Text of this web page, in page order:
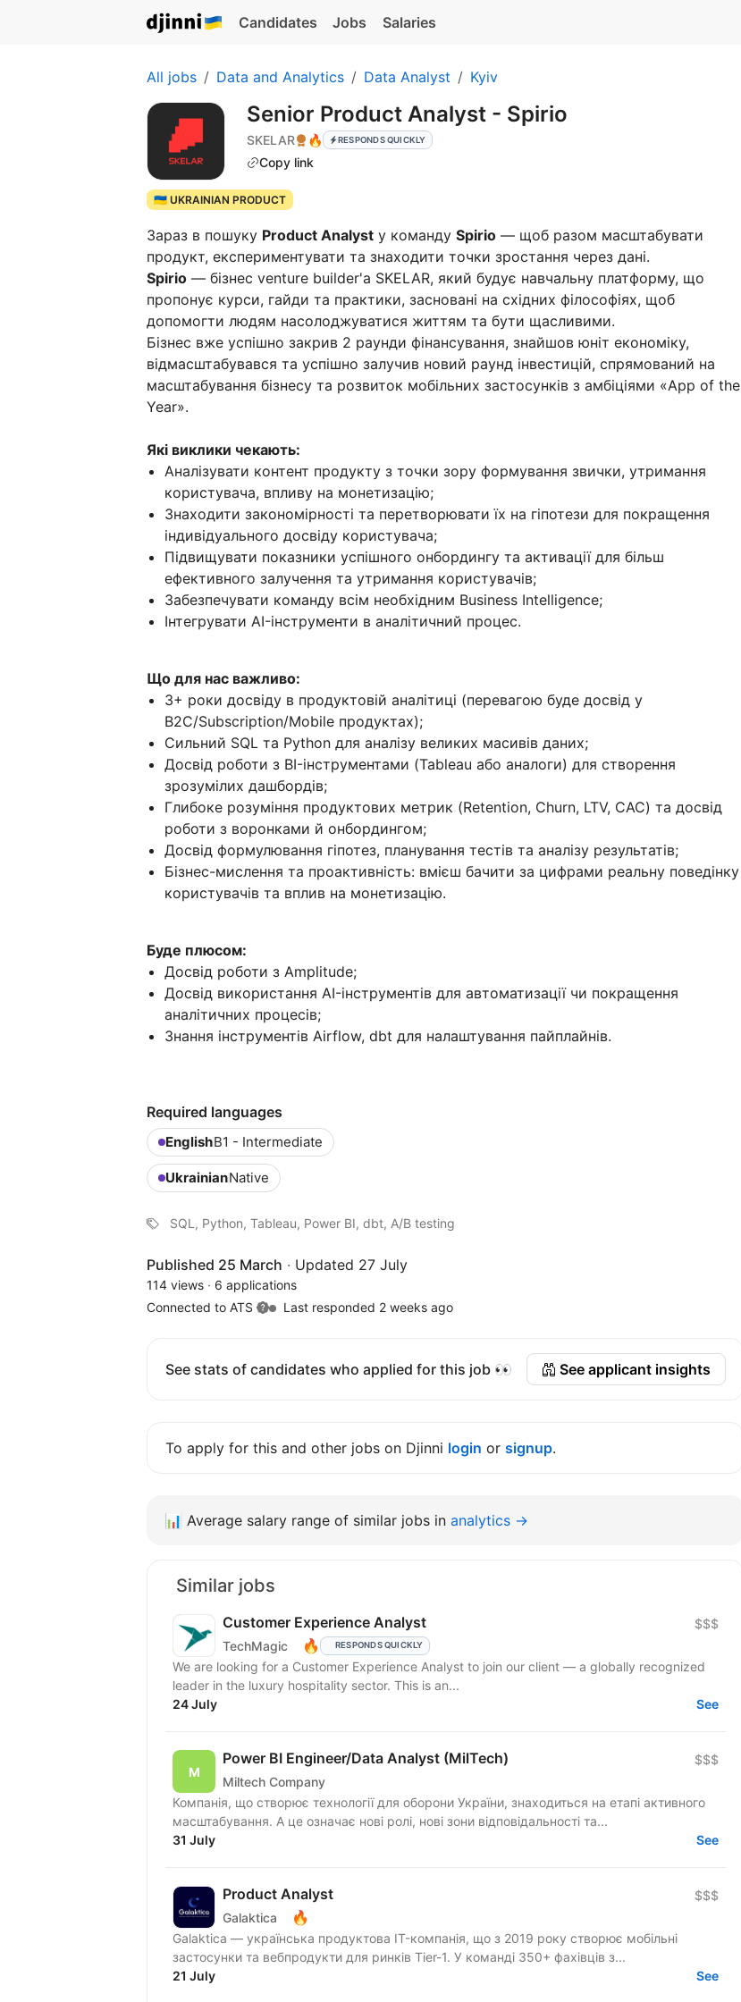
Candidates Jobs Salaries
All jobs Data and Analytics Data Analyst Kyiv
Senior Product Analyst - Spirio
SKELAR 🔥 RESPONDS QUICKLY
Copy link
🇺🇦 UKRAINIAN PRODUCT
Зараз в пошуку Product Analyst у команду Spirio — щоб разом масштабувати
продукт, експериментувати та знаходити точки зростання через дані.
Spirio — бізнес venture builder'a SKELAR, який будує навчальну платформу, що
пропонує курси, гайди та практики, засновані на східних філософіях, щоб
допомогти людям насолоджуватися життям та бути щасливими.
Бізнес вже успішно закрив 2 раунди фінансування, знайшов юніт економіку,
відмасштабувався та успішно залучив новий раунд інвестицій, спрямований на
масштабування бізнесу та розвиток мобільних застосунків з амбіціями «App of the
Year».
Які виклики чекають:
Аналізувати контент продукту з точки зору формування звички, утримання
користувача, впливу на монетизацію;
Знаходити закономірності та перетворювати їх на гіпотези для покращення
індивідуального досвіду користувача;
Підвищувати показники успішного онбордингу та активації для більш
ефективного залучення та утримання користувачів;
Забезпечувати команду всім необхідним Business Intelligence;
Інтегрувати AI-інструменти в аналітичний процес.
Що для нас важливо:
3+ роки досвіду в продуктовій аналітиці (перевагою буде досвід у
B2C/Subscription/Mobile продуктах);
Сильний SQL та Python для аналізу великих масивів даних;
Досвід роботи з BI-інструментами (Tableau або аналоги) для створення
зрозумілих дашбордів;
Глибоке розуміння продуктових метрик (Retention, Churn, LTV, CAC) та досвід
роботи з воронками й онбордингом;
Досвід формулювання гіпотез, планування тестів та аналізу результатів;
Бізнес-мислення та проактивність: вмієш бачити за цифрами реальну поведінку
користувачів та вплив на монетизацію.
Буде плюсом:
Досвід роботи з Amplitude;
Досвід використання AI-інструментів для автоматизації чи покращення
аналітичних процесів;
Знання інструментів Airflow, dbt для налаштування пайплайнів.
Required languages
EnglishB1 - Intermediate
UkrainianNative
SQL, Python, Tableau, Power BI, dbt, A/B testing
Published 25 March · Updated 27 July
114 views · 6 applications
Connected to ATS
Last responded 2 weeks ago
See stats of candidates who applied for this job 👀 See applicant insights
To apply for this and other jobs on Djinni login or signup.
📊 Average salary range of similar jobs in analytics →
Similar jobs
Customer Experience Analyst
TechMagic 🔥 RESPONDS QUICKLY
$$$
We are looking for a Customer Experience Analyst to join our client — a globally recognized
leader in the luxury hospitality sector. This is an...
24 July
See
Power BI Engineer/Data Analyst (MilTech)
Miltech Company
$$$
Компанія, що створює технології для оборони України, знаходиться на етапі активного
масштабування. А це означає нові ролі, нові зони відповідальності та...
31 July
See
Product Analyst
Galaktica 🔥
$$$
Galaktica — українська продуктова IT-компанія, що з 2019 року створює мобільні
застосунки та вебпродукти для ринків Tier-1. У команді 350+ фахівців з...
21 July
See